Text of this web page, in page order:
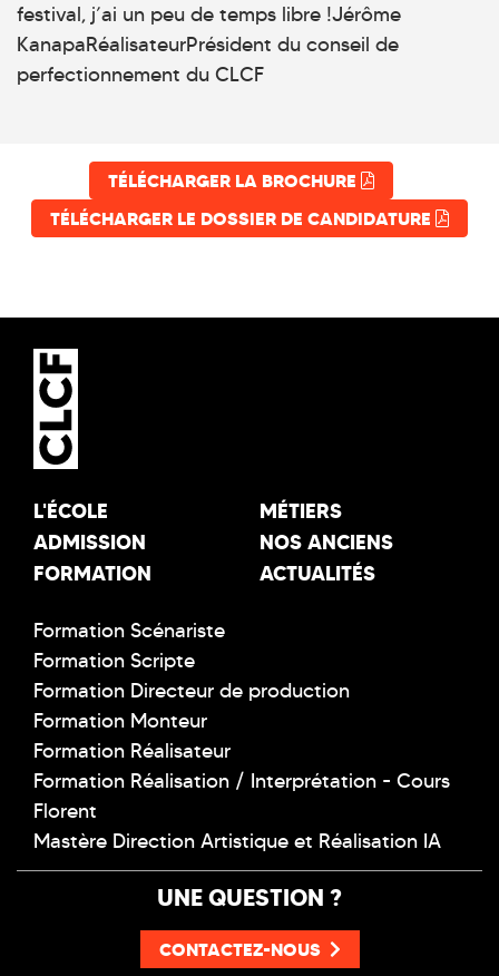
festival, j’ai un peu de temps libre !Jérôme
KanapaRéalisateurPrésident du conseil de
perfectionnement du CLCF
TÉLÉCHARGER LA BROCHURE
TÉLÉCHARGER LE DOSSIER DE CANDIDATURE
L'ÉCOLE
ADMISSION
FORMATION
MÉTIERS
NOS ANCIENS
ACTUALITÉS
Formation Scénariste
Formation Scripte
Formation Directeur de production
Formation Monteur
Formation Réalisateur
Formation Réalisation / Interprétation - Cours
Florent
Mastère Direction Artistique et Réalisation IA
UNE QUESTION ?
CONTACTEZ-NOUS